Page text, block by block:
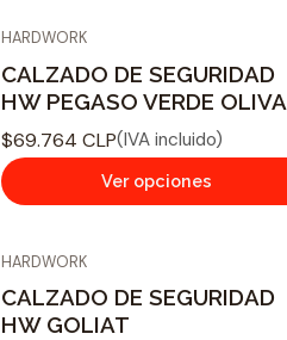
HARDWORK
CALZADO DE SEGURIDAD
HW PEGASO VERDE OLIVA
$69.764 CLP(IVA incluido)
Ver opciones
HARDWORK
CALZADO DE SEGURIDAD
HW GOLIAT